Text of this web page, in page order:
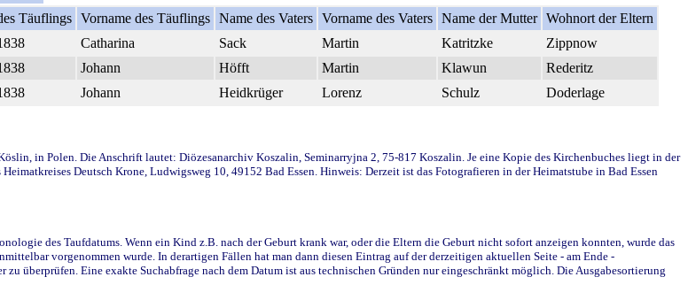
Täuflings Vorname des Täuflings Name des Vaters Vorname des Vaters Name der Mutter Wohnort der Eltern
Catharina Sack Martin Katritzke
Zippnow
Johann Höfft Martin Klawun
Rederitz
Johann Heidkrüger Lorenz Schulz Doderlage
in Polen. Die Anschrift lautet: Diözesanarchiv Koszalin, Seminarryjna 2, 75-817 Koszalin. Je eine Kopie des Kirchenbuches liegt in der
Deutsch Krone, Ludwigsweg 10, 49152 Bad Essen. Hinweis: Derzeit ist das Fotografieren in der Heimatstube in Bad Essen
des Taufdatums. Wenn ein Kind z.B. nach der Geburt krank war, oder die Eltern die Geburt nicht sofort anzeigen konnten, wurde das
vorgenommen wurde. In derartigen Fällen hat man dann diesen Eintrag auf der derzeitigen aktuellen Seite - am Ende -
überprüfen. Eine exakte Suchabfrage nach dem Datum ist aus technischen Gründen nur eingeschränkt möglich. Die Ausgabesortierung